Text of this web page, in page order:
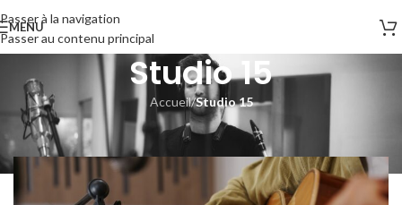
Passer à la navigation
Passer au contenu principal
MENU
Studio 15
Accueil/Studio 15